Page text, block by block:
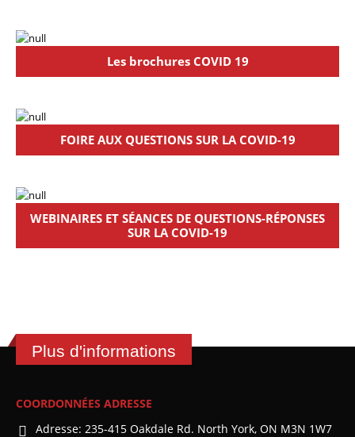
Les brochures COVID 19
FOIRE AUX QUESTIONS SUR LA COVID-19
WEBINAIRES ET SÉANCES DE QUESTIONS-RÉPONSES
SUR LA COVID-19
Plus d'informations
COORDONNÉES ADRESSE
Adresse: 235-415 Oakdale Rd. North York, ON M3N 1W7